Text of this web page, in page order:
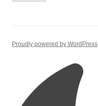
Proudly powered by WordPress